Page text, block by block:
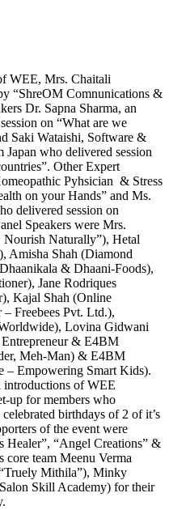
WEE, Mrs. Chaitali
“ShreOM Comnunications &
Dr. Sapna Sharma, an
on “What are we
Saki Wataishi, Software &
who delivered session
Other Expert
Pyhsician & Stress
on your Hands” and Ms.
delivered session on
Speakers were Mrs.
Naturally”), Hetal
Amisha Shah (Diamond
& Dhaani-Foods),
Jane Rodriques
Kajal Shah (Online
Freebees Pvt. Ltd.),
Lovina Gidwani
& E4BM
Meh-Man) & E4BM
– Empowering Smart Kids).
introductions of WEE
up for members who
birthdays of 2 of it’s
of the event were
Healer”, “Angel Creations” &
team Meenu Verma
Mithila”), Minky
Skill Academy) for their